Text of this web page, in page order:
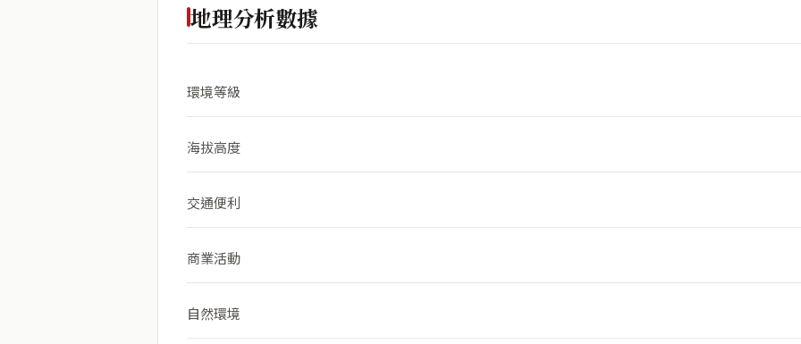
地理分析數據
環境等級
海拔高度
交通便利
商業活動
自然環境